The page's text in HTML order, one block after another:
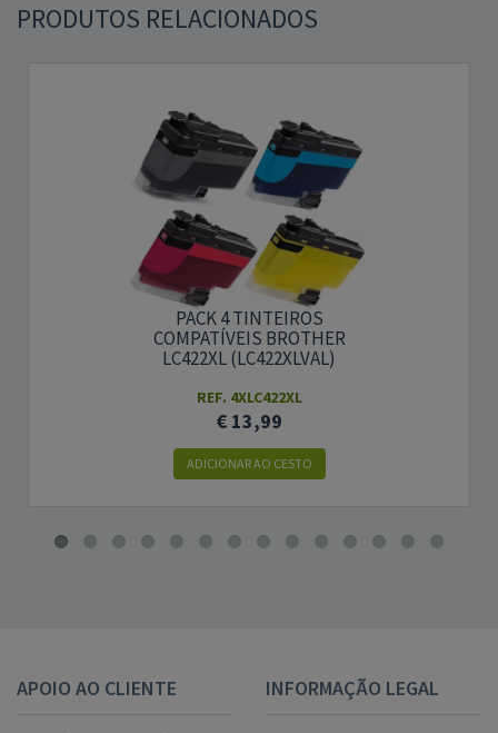
PRODUTOS RELACIONADOS
PACK 4 TINTEIROS
COMPATÍVEIS BROTHER
LC422XL (LC422XLVAL)
REF. 4XLC422XL
€ 13,99
ADICIONAR AO CESTO
APOIO AO CLIENTE INFORMAÇÃO LEGAL